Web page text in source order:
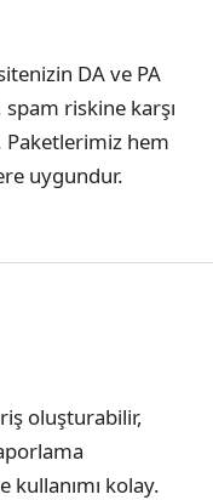
DA ve PA
riskine karşı
Paketlerimiz hem
uygundur.
oluşturabilir,
kullanımı kolay.